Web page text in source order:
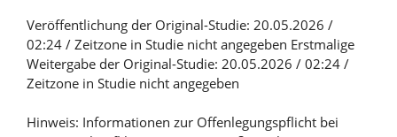
Veröffentlichung der Original-Studie: 20.05.2026 /
02:24 / Zeitzone in Studie nicht angegeben Erstmalige
Weitergabe der Original-Studie: 20.05.2026 / 02:24 /
Zeitzone in Studie nicht angegeben
Hinweis: Informationen zur Offenlegungspflicht bei